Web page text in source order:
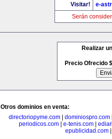
Visitar!
e-
Serán
Realizar
Precio Ofrecido $
Otros dominios en venta:
directoriopyme.com| dominiospro.com|
periodicos.com| e-tenis.com|
epublicidad.com|